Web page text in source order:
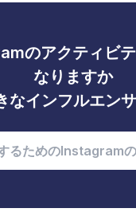
のアクティビ
なりますか
なインフルエン